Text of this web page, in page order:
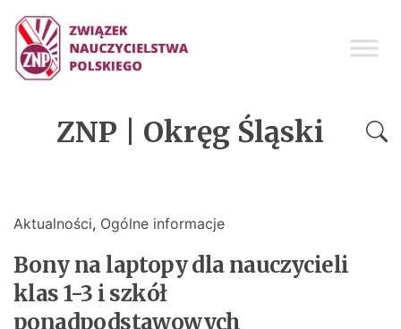
ZNP | Okręg Śląski
Aktualności, Ogólne informacje
Bony na laptopy dla nauczycieli
klas 1-3 i szkół
ponadpodstawowych